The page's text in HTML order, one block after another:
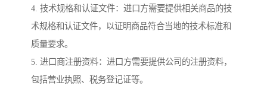
4. 技术规格和认证文件：进口方需要提供相关商品的技
术规格和认证文件，以证明商品符合当地的技术标准和
质量要求。
5. 进口商注册资料：进口方需要提供公司的注册资料，
包括营业执照、税务登记证等。